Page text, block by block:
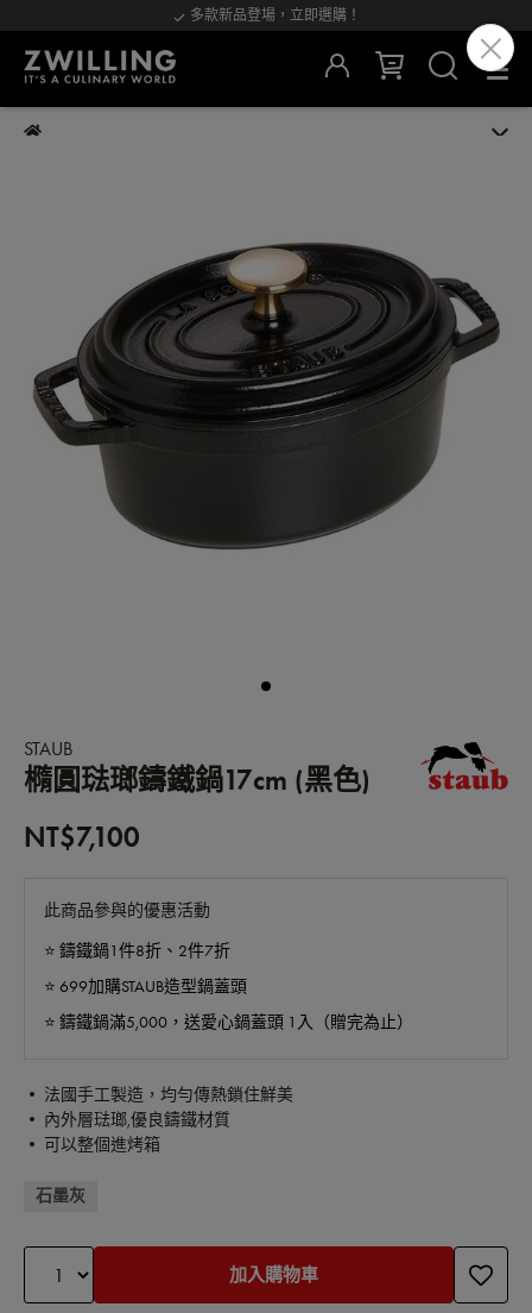
多款新品登場，立即選購！
STAUB
橢圓琺瑯鑄鐵鍋17cm (黑色)
NT$7,100
此商品參與的優惠活動
⭐️ 鑄鐵鍋1件8折、2件7折
⭐️ 699加購STAUB造型鍋蓋頭
⭐️ 鑄鐵鍋滿5,000，送愛心鍋蓋頭 1入（贈完為止）
• 法國手工製造，均勻傳熱鎖住鮮美
• 內外層琺瑯,優良鑄鐵材質
• 可以整個進烤箱
石墨灰
加入購物車